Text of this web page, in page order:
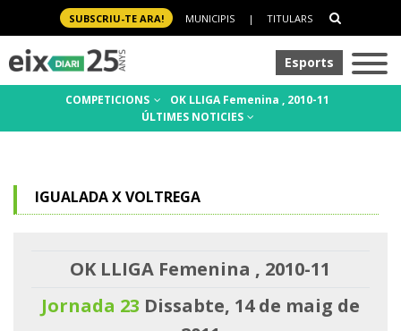
SUBSCRIU-TE ARA! MUNICIPIS | TITULARS
Esports
COMPETICIONS
OK LLIGA Femenina , 2010-11
ÚLTIMES NOTICIES
IGUALADA X VOLTREGA
OK LLIGA Femenina , 2010-11
Jornada 23 Dissabte, 14 de maig de